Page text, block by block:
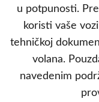
u potpunosti.
koristi vaše
tehničkoj
volana.
navedenim